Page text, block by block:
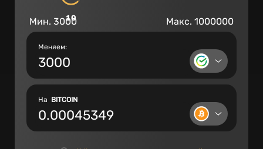
09
Меняем:
Мин. 3000 Макс. 1000000
На BITCOIN